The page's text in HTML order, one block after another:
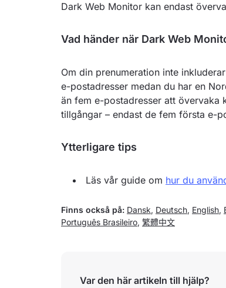
Dark Web Monitor kan endast
Vad händer när Dark Web
Om din prenumeration inte
e-postadresser medan du har en
än fem e-postadresser att övervaka
tillgångar – endast de fem första e-
Ytterligare tips
Läs vår guide om hur du
Finns också på: Dansk, Deutsch, English,
Português Brasileiro, 繁體中文
Var den här artikeln till hjälp?